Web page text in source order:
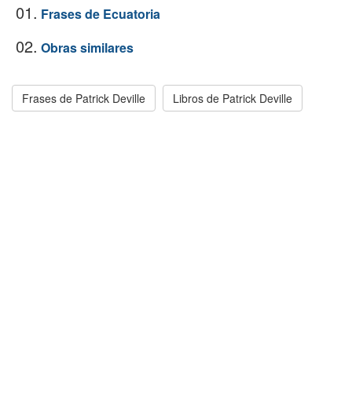
01. Frases de Ecuatoria
02. Obras similares
Frases de Patrick Deville Libros de Patrick Deville